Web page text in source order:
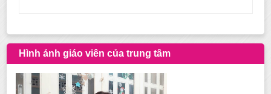
Hình ảnh giáo viên của trung tâm